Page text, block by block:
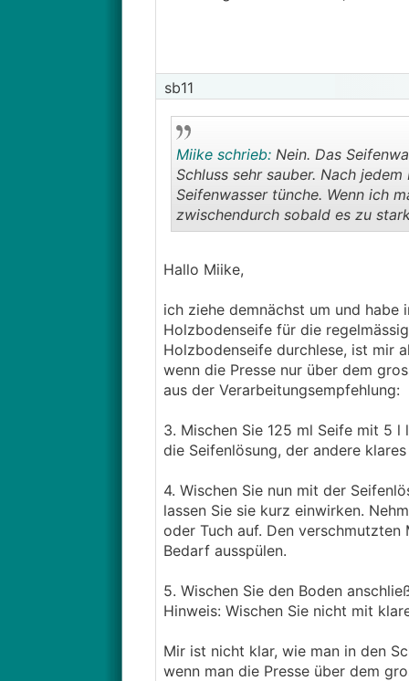
sb11
Miike schrieb:Nein. Das
Schluss sehr sauber. Nach
Seifenwasser tünche. Wenn ich
zwischendurch sobald es zu
zu vergleichen mit dem Kloduft
Hallo Miike,
ich ziehe demnächst um und habe
Holzbodenseife für die
Holzbodenseife durchlese, ist mir
wenn die Presse nur über dem
aus der Verarbeitungsempfehlung:
3. Mischen Sie 125 ml Seife mit 5
die Seifenlösung, der andere klares
4. Wischen Sie nun mit der
lassen Sie sie kurz einwirken.
oder Tuch auf. Den verschmutzten
Bedarf ausspülen.
5. Wischen Sie den Boden
Hinweis: Wischen Sie nicht mit
Mir ist nicht klar, wie man in den
wenn man die Presse über dem